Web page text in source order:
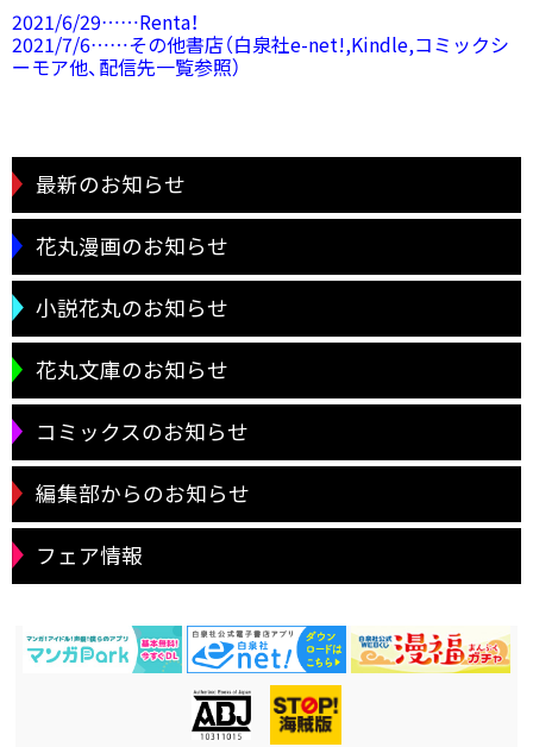
2021/6/29……Renta！
2021/7/6……その他書店（白泉社e-net!,Kindle,コミックシ
ーモア他、配信先一覧参照）
最新のお知らせ
花丸漫画のお知らせ
小説花丸のお知らせ
花丸文庫のお知らせ
コミックスのお知らせ
編集部からのお知らせ
フェア情報